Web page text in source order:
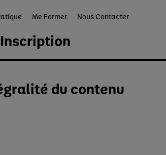
Me Former Nous Contacter
Inscription
du contenu